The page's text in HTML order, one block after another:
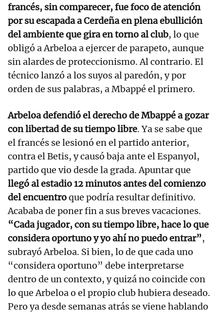
francés, sin comparecer, fue foco de atención
por su escapada a Cerdeña en plena ebullición
del ambiente que gira en torno al club, lo que
obligó a Arbeloa a ejercer de parapeto, aunque
sin alardes de proteccionismo. Al contrario. El
técnico lanzó a los suyos al paredón, y por
orden de sus palabras, a Mbappé el primero.
Arbeloa defendió el derecho de Mbappé a gozar
con libertad de su tiempo libre. Ya se sabe que
el francés se lesionó en el partido anterior,
contra el Betis, y causó baja ante el Espanyol,
partido que vio desde la grada. Apuntar que
llegó al estadio 12 minutos antes del comienzo
del encuentroque podría resultar definitivo.
Acababa de poner fin a sus breves vacaciones.
“Cada jugador, con su tiempo libre, hace lo que
considera oportuno y yo ahí no puedo entrar”,
subrayó Arbeloa. Si bien, lo de que cada uno
“considera oportuno” debe interpretarse
dentro de un contexto, y quizá no coincide con
lo que Arbeloa o el propio club hubiera deseado.
Pero ya desde semanas atrás se viene hablando